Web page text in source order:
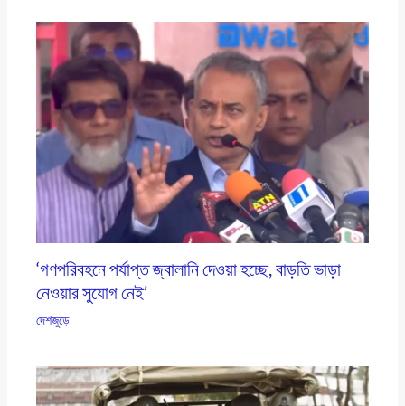
‘গণপরিবহনে পর্যাপ্ত জ্বালানি দেওয়া হচ্ছে, বাড়তি ভাড়া
নেওয়ার সুযোগ নেই’
দেশজুড়ে